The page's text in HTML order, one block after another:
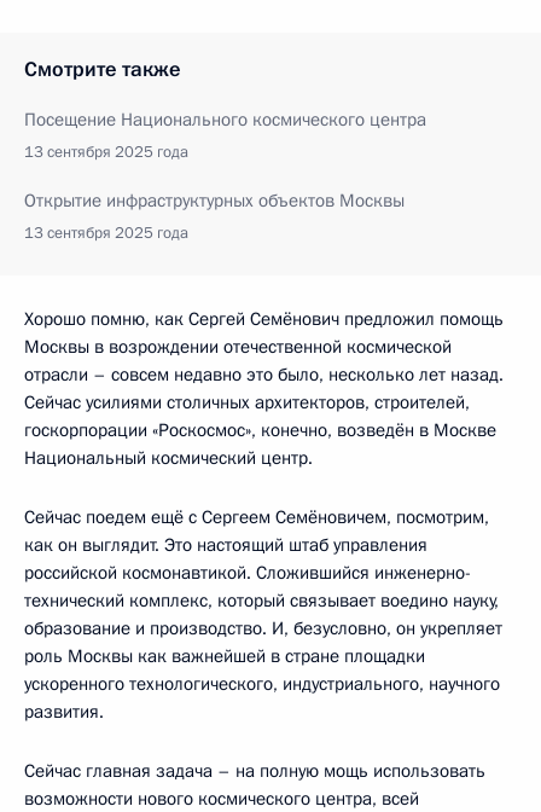
Смотрите также
Посещение Национального космического центра
13 сентября 2025 года
Открытие инфраструктурных объектов Москвы
13 сентября 2025 года
Хорошо помню, как Сергей Семёнович предложил помощь
Москвы в возрождении отечественной космической
отрасли – совсем недавно это было, несколько лет назад.
Сейчас усилиями столичных архитекторов, строителей,
госкорпорации «Роскосмос», конечно, возведён в Москве
Национальный космический центр.
Сейчас поедем ещё с Сергеем Семёновичем, посмотрим,
как он выглядит. Это настоящий штаб управления
российской космонавтикой. Сложившийся инженерно-
технический комплекс, который связывает воедино науку,
образование и производство. И, безусловно, он укрепляет
роль Москвы как важнейшей в стране площадки
ускоренного технологического, индустриального, научного
развития.
Сейчас главная задача – на полную мощь использовать
возможности нового космического центра, всей